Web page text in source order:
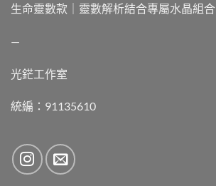
生命靈數款｜靈數解析結合專屬水晶組合
—
光鋩工作室
統編：91135610